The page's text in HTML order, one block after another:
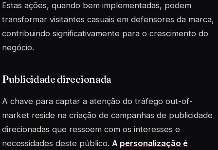
Estas ações, quando bem implementadas, podem
transformar visitantes casuais em defensores da marca,
contribuindo significativamente para o crescimento do
negócio.
Publicidade direcionada
A chave para captar a atenção do tráfego out-of-
market reside na criação de campanhas de publicidade
direcionadas que ressoem com os interesses e
necessidades deste público. A personalização é